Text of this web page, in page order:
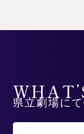
県立劇場に